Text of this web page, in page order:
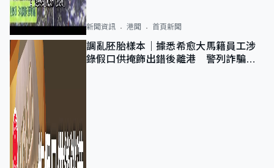
新聞資訊 港聞 首頁新聞
調亂胚胎樣本｜據悉希愈大馬籍員工涉
錄假口供掩飾出錯後離港 警列詐騙